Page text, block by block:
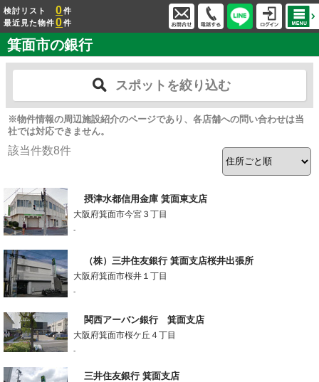
検討リスト 0件
最近見た物件0件
箕面市の銀行
スポットを絞り込む
※物件情報の周辺施設紹介のページであり、各店舗への問い合わせは当
社では対応できません。
該当件数8件
摂津水都信用金庫 箕面東支店
大阪府箕面市今宮３丁目
-
（株）三井住友銀行 箕面支店桜井出張所
大阪府箕面市桜井１丁目
-
関西アーバン銀行 箕面支店
大阪府箕面市桜ケ丘４丁目
-
三井住友銀行 箕面支店